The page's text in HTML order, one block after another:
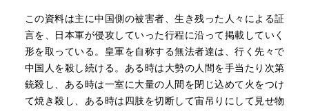
この資料は主に中国側の被害者、生き残った人々による証
言を、日本軍が侵攻していった行程に沿って掲載していく
形を取っている。皇軍を自称する無法者達は、行く先々で
中国人を殺し続ける。ある時は大勢の人間を手当たり次第
銃殺し、ある時は一室に大量の人間を閉じ込めて火をつけ
て焼き殺し、ある時は四肢を切断して宙吊りにして見せ物